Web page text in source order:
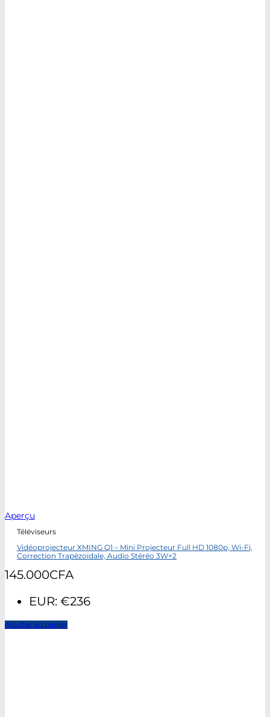
Aperçu
Téléviseurs
Vidéoprojecteur XMING Q1 – Mini Projecteur Full HD 1080p, Wi-Fi,
Correction Trapézoïdale, Audio Stéréo 3W×2
145.000CFA
EUR: €236
Ajouter au panier